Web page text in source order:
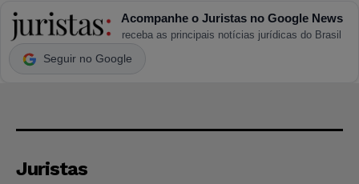
Acompanhe o Juristas no Google News
receba as principais notícias jurídicas do Brasil
Seguir no Google
Juristas